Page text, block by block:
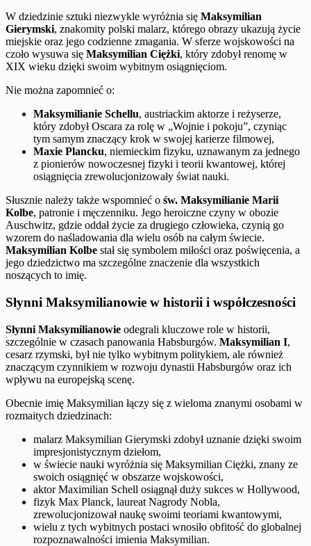
W dziedzinie sztuki niezwykle wyróżnia się Maksymilian
Gierymski, znakomity polski malarz, którego obrazy ukazują życie
miejskie oraz jego codzienne zmagania. W sferze wojskowości na
czoło wysuwa się Maksymilian Ciężki, który zdobył renomę w
XIX wieku dzięki swoim wybitnym osiągnięciom.
Nie można zapomnieć o:
Maksymilianie Schellu, austriackim aktorze i reżyserze,
który zdobył Oscara za rolę w „Wojnie i pokoju”, czyniąc
tym samym znaczący krok w swojej karierze filmowej,
Maxie Plancku, niemieckim fizyku, uznawanym za jednego
z pionierów nowoczesnej fizyki i teorii kwantowej, której
osiągnięcia zrewolucjonizowały świat nauki.
Słusznie należy także wspomnieć o św. Maksymilianie Marii
Kolbe, patronie i męczenniku. Jego heroiczne czyny w obozie
Auschwitz, gdzie oddał życie za drugiego człowieka, czynią go
wzorem do naśladowania dla wielu osób na całym świecie.
Maksymilian Kolbe stał się symbolem miłości oraz poświęcenia, a
jego dziedzictwo ma szczególne znaczenie dla wszystkich
noszących to imię.
Słynni Maksymilianowie w historii i współczesności
Słynni Maksymilianowie odegrali kluczowe role w historii,
szczególnie w czasach panowania Habsburgów. Maksymilian I,
cesarz rzymski, był nie tylko wybitnym politykiem, ale również
znaczącym czynnikiem w rozwoju dynastii Habsburgów oraz ich
wpływu na europejską scenę.
Obecnie imię Maksymilian łączy się z wieloma znanymi osobami w
rozmaitych dziedzinach:
malarz Maksymilian Gierymski zdobył uznanie dzięki swoim
impresjonistycznym dziełom,
w świecie nauki wyróżnia się Maksymilian Ciężki, znany ze
swoich osiągnięć w obszarze wojskowości,
aktor Maximilian Schell osiągnął duży sukces w Hollywood,
fizyk Max Planck, laureat Nagrody Nobla,
zrewolucjonizował naukę swoimi teoriami kwantowymi,
wielu z tych wybitnych postaci wnosiło obfitość do globalnej
rozpoznawalności imienia Maksymilian.